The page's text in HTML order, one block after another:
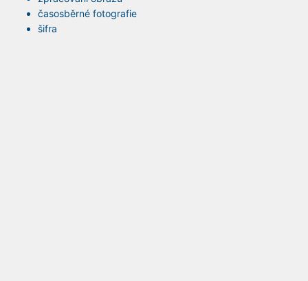
časosběrné fotografie
šifra